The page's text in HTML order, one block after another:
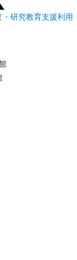
・研究教育支援利用